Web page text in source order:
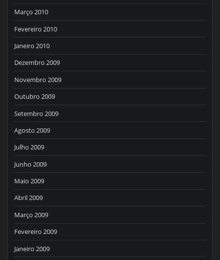
Março 2010
Fevereiro 2010
Janeiro 2010
Dezembro 2009
Novembro 2009
Outubro 2009
Setembro 2009
Agosto 2009
Julho 2009
Junho 2009
Maio 2009
Abril 2009
Março 2009
Fevereiro 2009
Janeiro 2009